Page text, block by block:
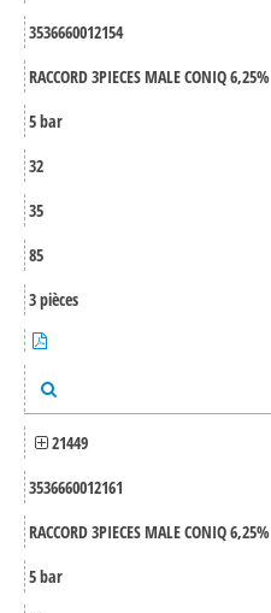
3536660012154
RACCORD 3PIECES MALE CONIQ 6,25%
5 bar
32
35
85
3 pièces
21449
3536660012161
RACCORD 3PIECES MALE CONIQ 6,25%
5 bar